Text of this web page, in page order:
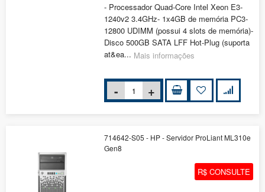
- Processador Quad-Core Intel Xeon E3-
1240v2 3.4GHz- 1x4GB de memória PC3-
12800 UDIMM (possui 4 slots de memória)-
Disco 500GB SATA LFF Hot-Plug (suporta
at&ea... Mais informações
714642-S05 - HP - Servidor ProLiant ML310e
Gen8
R$ CONSULTE